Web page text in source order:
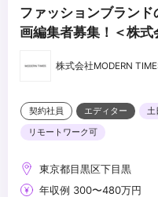
ファッションブラン
画編集者募集！＜株式
株式会社MODERN
契約社員 エディター 土
リモートワーク可
東京都目黒区下目黒
年収例 300〜480万円